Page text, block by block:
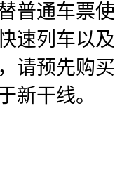
普通车票使
速列车以及
请预先购买
新干线。